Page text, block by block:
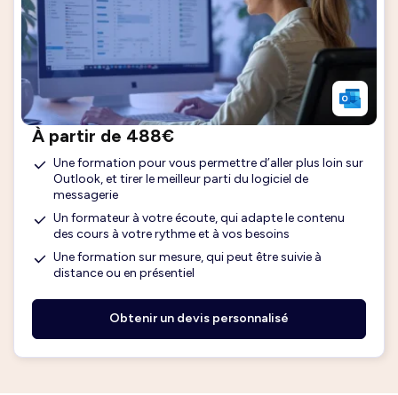
À partir de 488€
Une formation pour vous permettre d’aller plus loin sur
Outlook, et tirer le meilleur parti du logiciel de
messagerie
Un formateur à votre écoute, qui adapte le contenu
des cours à votre rythme et à vos besoins
Une formation sur mesure, qui peut être suivie à
distance ou en présentiel
Obtenir un devis personnalisé